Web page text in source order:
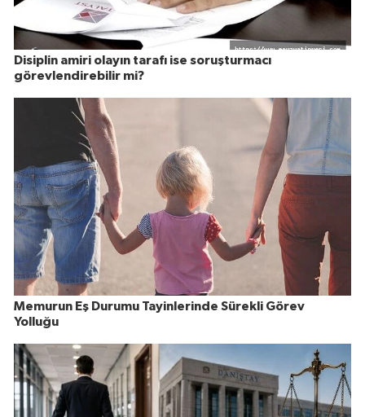
Disiplin amiri olayın tarafı ise soruşturmacı
görevlendirebilir mi?
Memurun Eş Durumu Tayinlerinde Sürekli Görev
Yolluğu